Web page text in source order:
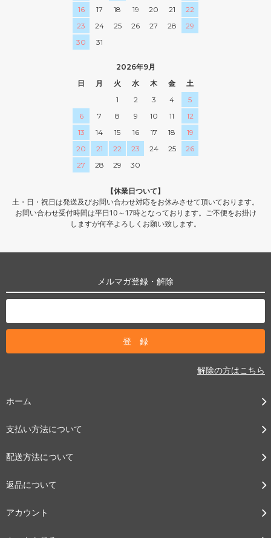
16
17 18 19 20 21
22
23
24 25 26 27 28
29
30
31
2026年9月
日
月 火 水 木 金
土
1
2 3 4
5
6
7 8 9 10 11
12
13
14 15 16 17 18
19
20
21 22 23 24 25
26
27
28 29 30
【休業日ついて】
土・日・祝日は発送及びお問い合わせ対応をお休みさせて頂いております。
お問い合わせ受付時間は平日10～17時となっております。ご不便をお掛け
しますが何卒よろしくお願い致します。
メルマガ登録・解除
解除の方はこちら
ホーム
支払い方法について
配送方法について
返品について
アカウント